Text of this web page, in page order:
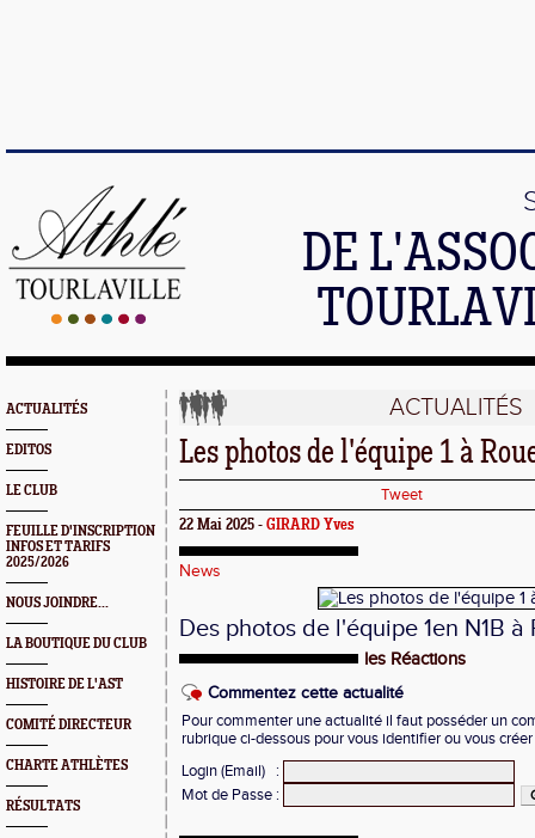
DE
ACTUALITÉS
EDITOS
LE CLUB
FEUILLE D'INSCRIPTION
INFOS ET TARIFS
2025/2026
NOUS JOINDRE...
LA BOUTIQUE DU CLUB
HISTOIRE DE L'AST
COMITÉ DIRECTEUR
CHARTE ATHLÈTES
RÉSULTATS
ACTUALITÉS
Les photos de l'équipe 1 à
Tweet
22 Mai 2025 - GIRARD Yves
News
Des photos de l'équipe 1en N1B
les Réactions
Commentez cette actualité
Pour commenter une actualité il faut posséder un
rubrique ci-dessous pour vous identifier ou vous
Login (Email)
:
Mot de Passe :